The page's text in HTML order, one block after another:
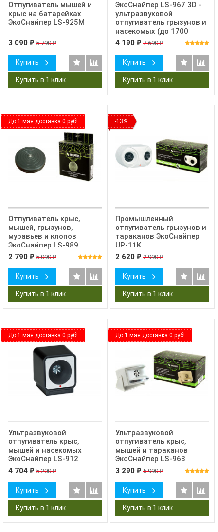
Отпугиватель мышей и
крыс на батарейках
ЭкоСнайпер LS-925M
3 090 ₽ 5 790₽
Купить
ЭкоСнайпер LS-967 3D -
ультразвуковой
отпугиватель грызунов и
насекомых (до 1700
куб.м.!)
4 190 ₽ 7 690₽
Купить
До 1 мая доставка 0 руб!
Отпугиватель крыс,
мышей, грызунов,
муравьев и клопов
ЭкоСнайпер LS-989
2 790 ₽ 5 090₽
Купить
-13%
Промышленный
отпугиватель грызунов и
тараканов ЭкоСнайпер
UP-11K
2 620 ₽ 2 990₽
Купить
До 1 мая доставка 0 руб!
Ультразвуковой
отпугиватель крыс,
мышей и насекомых
ЭкоСнайпер LS-912
4 704 ₽ 5 200₽
Купить
До 1 мая доставка 0 руб!
​Ультразвуковой
отпугиватель крыс,
мышей и тараканов
ЭкоСнайпер LS-968
3 290 ₽ 5 990₽
Купить